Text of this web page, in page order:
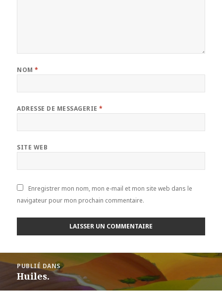
NOM*
ADRESSE DE MESSAGERIE*
SITE WEB
Enregistrer mon nom, mon e-mail et mon site web dans le
navigateur pour mon prochain commentaire.
Navigation
l’article
PUBLIÉ DANS
Huiles.